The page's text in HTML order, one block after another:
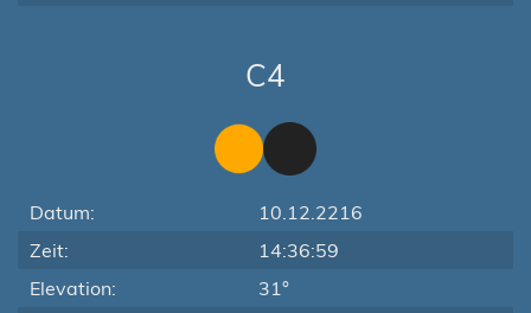
C4
Datum:
10.12.2216
Zeit:
14:36:59
Elevation:
31°